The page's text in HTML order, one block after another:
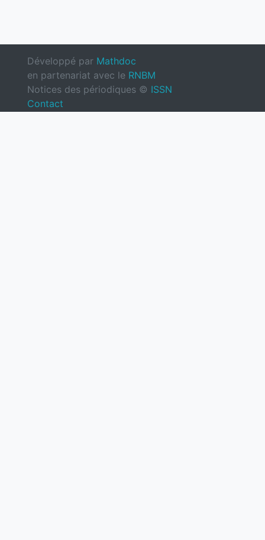
Développé par Mathdoc
en partenariat avec le RNBM
Notices des périodiques © ISSN
Contact